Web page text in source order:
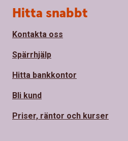
Sidfot
Hitta snabbt
Kontakta oss
Spärrhjälp
Hitta bankkontor
Bli kund
Priser, räntor och kurser